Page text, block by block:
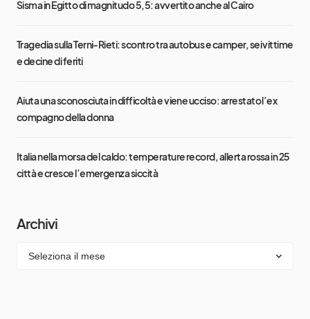
Sisma in Egitto di magnitudo 5,5: avvertito anche al Cairo
Tragedia sulla Terni-Rieti: scontro tra autobus e camper, sei vittime
e decine di feriti
Aiuta una sconosciuta in difficoltà e viene ucciso: arrestato l’ex
compagno della donna
Italia nella morsa del caldo: temperature record, allerta rossa in 25
città e cresce l’emergenza siccità
Archivi